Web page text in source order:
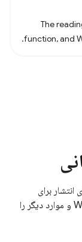
The
function, and
برای
Chrome Stable و بتا، به‌روزرسانی‌های WebGPU و موارد دیگر را